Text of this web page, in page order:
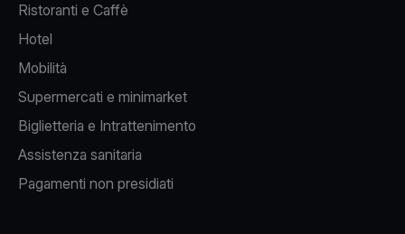
Ristoranti e Caffè
Hotel
Mobilità
Supermercati e minimarket
Biglietteria e Intrattenimento
Assistenza sanitaria
Pagamenti non presidiati